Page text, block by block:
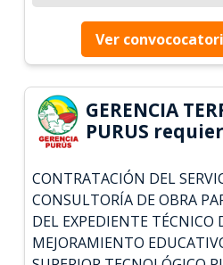
Ver
GERENCIA
PURUS
CONTRATACIÓN DEL
CONSULTORÍA DE OBRA
DEL EXPEDIENTE TÉCNICO
MEJORAMIENTO